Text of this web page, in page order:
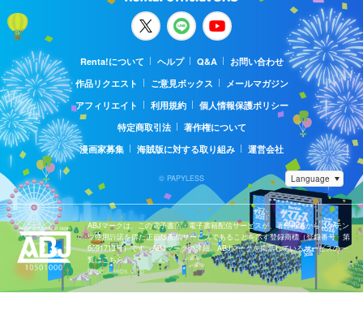
Renta!について ヘルプ Q&A
お問い合わせ
作品リクエスト
ご意見ボックス
メールマガジン
アフィリエイト
利用規約
個人情報保護ポリシー
特定商取引法
著作権について
漫画家募集
海賊版に対する取り組み 運営会社
© PAPYLESS
ABJマークは、この電子書店・電子書籍配信サービスが、著作権者からコンテン
ツ使用許諾を得た正規版配信サービスであることを示す登録商標（登録番号 第
6091713号）です。ABJマークの詳細、ABJマークを掲示しているサービスの一
覧はこちら。
https://aebs.or.jp